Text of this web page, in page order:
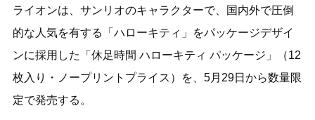
ライオンは、サンリオのキャラクターで、国内外で圧倒
的な人気を有する「ハローキティ」をパッケージデザイ
ンに採用した「休足時間 ハローキティ パッケージ」（12
枚入り・ノープリントプライス）を、5月29日から数量限
定で発売する。